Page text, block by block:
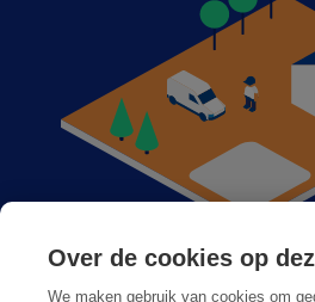
Anticimex dans
Over de cookies op
We maken gebruik van cookies om